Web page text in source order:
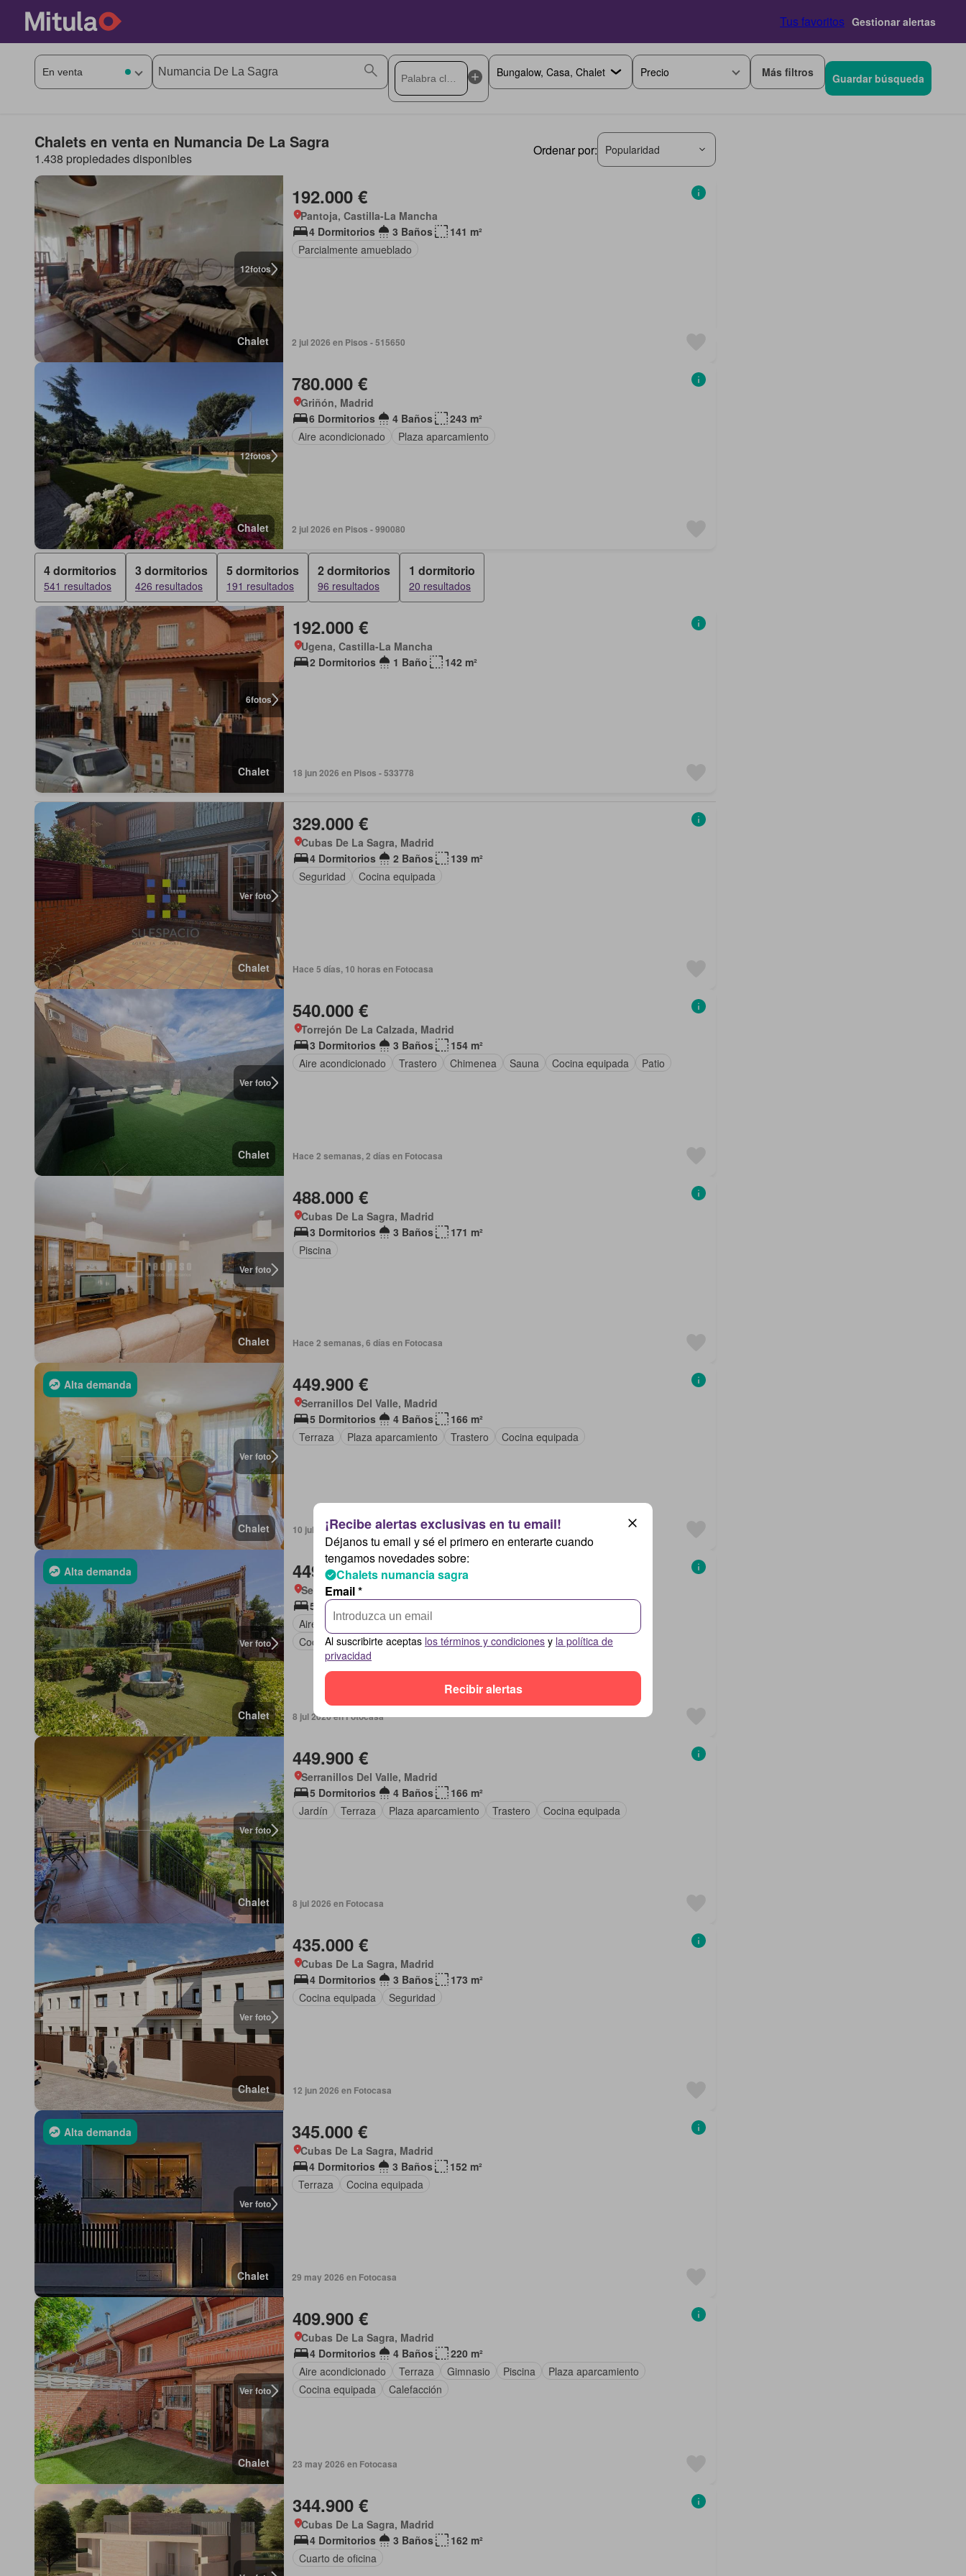
Tus favoritos Gestionar alertas
Precio Más filtros Guardar búsqueda
Chalets en venta en Numancia De La Sagra
1.438 propiedades disponibles
Ordenar por: Popularidad
12fotos
Chalet
192.000 €
Pantoja, Castilla-La Mancha
4 Dormitorios
3 Baños
141 m²
Parcialmente amueblado
2 jul 2026 en Pisos - 515650
12fotos
Chalet
780.000 €
Griñón, Madrid
6 Dormitorios
4 Baños
243 m²
Aire acondicionado
Plaza aparcamiento
2 jul 2026 en Pisos - 990080
4 dormitorios
541 resultados
3 dormitorios
426 resultados
5 dormitorios
191 resultados
2 dormitorios
96 resultados
1 dormitorio
20 resultados
6fotos
Chalet
192.000 €
Ugena, Castilla-La Mancha
2 Dormitorios
1 Baño 142 m²
18 jun 2026 en Pisos - 533778
Ver foto
Chalet
329.000 €
Cubas De La Sagra, Madrid
4 Dormitorios
2 Baños
139 m²
Seguridad
Cocina equipada
Hace 5 días, 10 horas en Fotocasa
Ver foto
Chalet
540.000 €
Torrejón De La Calzada, Madrid
3 Dormitorios
3 Baños
154 m²
Aire acondicionado
Trastero Chimenea Sauna Cocina equipada Patio
Hace 2 semanas, 2 días en Fotocasa
Ver foto
Chalet
488.000 €
Cubas De La Sagra, Madrid
3 Dormitorios
3 Baños
171 m²
Piscina
Hace 2 semanas, 6 días en Fotocasa
Ver foto
Alta demanda
Chalet
449.900 €
Serranillos Del Valle, Madrid
5 Dormitorios
4 Baños
166 m²
Terraza
Plaza aparcamiento Trastero Cocina equipada
10 jul 2026 en Fotocasa
Ver foto
Alta demanda
Chalet
449.900 €
Serranillos Del Valle, Madrid
5 Dormitorios
Aire acondicionado
Terraza
Cocina equipada
Calefacción
8 jul 2026 en Fotocasa
Ver foto
Chalet
449.900 €
Serranillos Del Valle, Madrid
5 Dormitorios
4 Baños
166 m²
Jardín
Terraza Plaza aparcamiento Trastero Cocina equipada
8 jul 2026 en Fotocasa
Ver foto
Chalet
435.000 €
Cubas De La Sagra, Madrid
4 Dormitorios
3 Baños
173 m²
Cocina equipada
Seguridad
12 jun 2026 en Fotocasa
Ver foto
Alta demanda
Chalet
345.000 €
Cubas De La Sagra, Madrid
4 Dormitorios
3 Baños
152 m²
Terraza
Cocina equipada
29 may 2026 en Fotocasa
Ver foto
Chalet
409.900 €
Cubas De La Sagra, Madrid
4 Dormitorios
4 Baños
220 m²
Aire acondicionado
Terraza Gimnasio Piscina
Plaza aparcamiento
Cocina equipada
Calefacción
23 may 2026 en Fotocasa
344.900 €
Cubas De La Sagra, Madrid
4 Dormitorios
3 Baños
162 m²
Cuarto de oficina
Déjanos tu email y sé el primero en enterarte cuando
tengamos novedades sobre:
Chalets numancia sagra
Email *
Al suscribirte aceptas los términos y condiciones y la política de
privacidad
Recibir alertas